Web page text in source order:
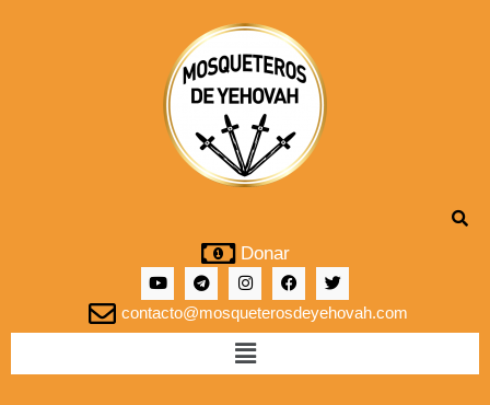
Donar
contacto@mosqueterosdeyehovah.com